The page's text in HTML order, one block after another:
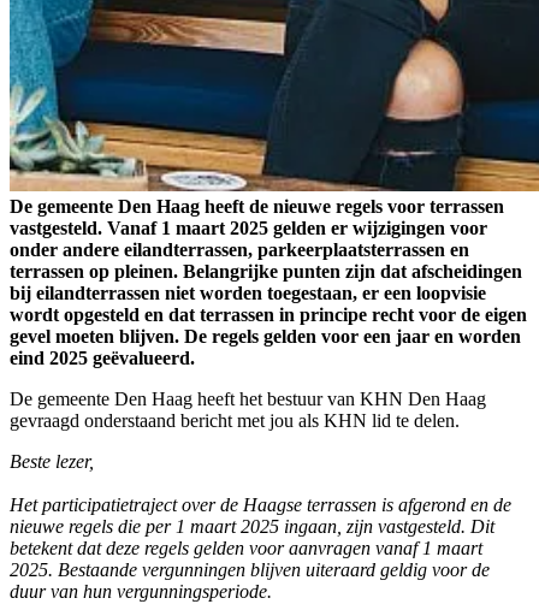
De gemeente Den Haag heeft de nieuwe regels voor terrassen
vastgesteld. Vanaf 1 maart 2025 gelden er wijzigingen voor
onder andere eilandterrassen, parkeerplaatsterrassen en
terrassen op pleinen. Belangrijke punten zijn dat afscheidingen
bij eilandterrassen niet worden toegestaan, er een loopvisie
wordt opgesteld en dat terrassen in principe recht voor de eigen
gevel moeten blijven. De regels gelden voor een jaar en worden
eind 2025 geëvalueerd.
De gemeente Den Haag heeft het bestuur van KHN Den Haag
gevraagd onderstaand bericht met jou als KHN lid te delen.
Beste lezer,
Het participatietraject over de Haagse terrassen is afgerond en de
nieuwe regels die per 1 maart 2025 ingaan, zijn vastgesteld. Dit
betekent dat deze regels gelden voor aanvragen vanaf 1 maart
2025. Bestaande vergunningen blijven uiteraard geldig voor de
duur van hun vergunningsperiode.